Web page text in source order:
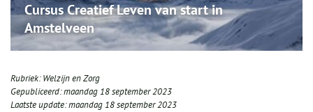
Cursus Creatief Leven van start in
Amstelveen
Rubriek:Welzijn en Zorg
Gepubliceerd:maandag 18 september 2023
Laatste update:maandag 18 september 2023